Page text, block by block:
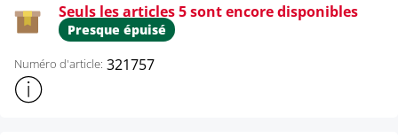
Seuls les articles 5 sont encore disponibles
Presque épuisé
Numéro d'article: 321757
Afficher plus d'informations sur le produit